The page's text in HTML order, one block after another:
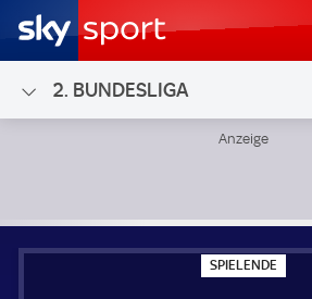
2. BUNDESLIGA
SPIELENDE
P